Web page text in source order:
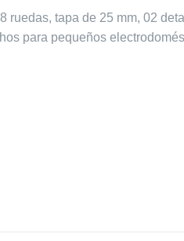
tapa de 25 mm, 02
para pequeños